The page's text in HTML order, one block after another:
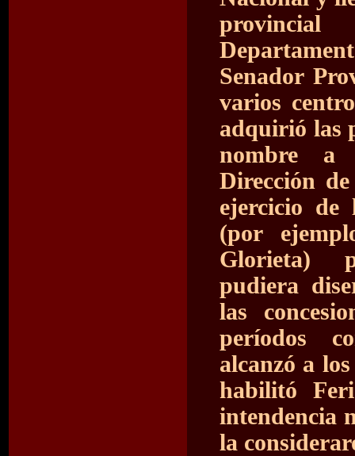
Senador
varios
adquirió las
nombre a
Dirección
ejercicio de
(por
Glorieta)
pudiera
las
períodos
alcanzó a
habilitó
intendencia
la